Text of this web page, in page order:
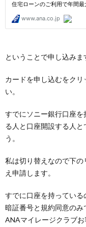
ということで申し込みま
カードを申し込むをク
い。
すでにソニー銀行口座を
る人と口座開設する人
う。
私は切り替えなので下
え申請します。
すでに口座を持ってい
暗証番号と規約同意の
ANAマイレージクラブ